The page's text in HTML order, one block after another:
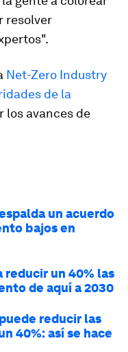
resolver
Net-Zero Industry
de la
los avances de
un acuerdo
bajos en
un 40% las
de aquí a 2030
reducir las
40%: así se hace